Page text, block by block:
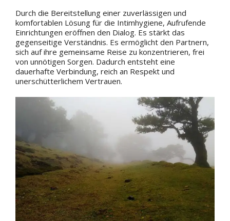
Durch die Bereitstellung einer zuverlässigen und
komfortablen Lösung für die Intimhygiene, Aufrufende
Einrichtungen eröffnen den Dialog. Es stärkt das
gegenseitige Verständnis. Es ermöglicht den Partnern,
sich auf ihre gemeinsame Reise zu konzentrieren, frei
von unnötigen Sorgen. Dadurch entsteht eine
dauerhafte Verbindung, reich an Respekt und
unerschütterlichem Vertrauen.